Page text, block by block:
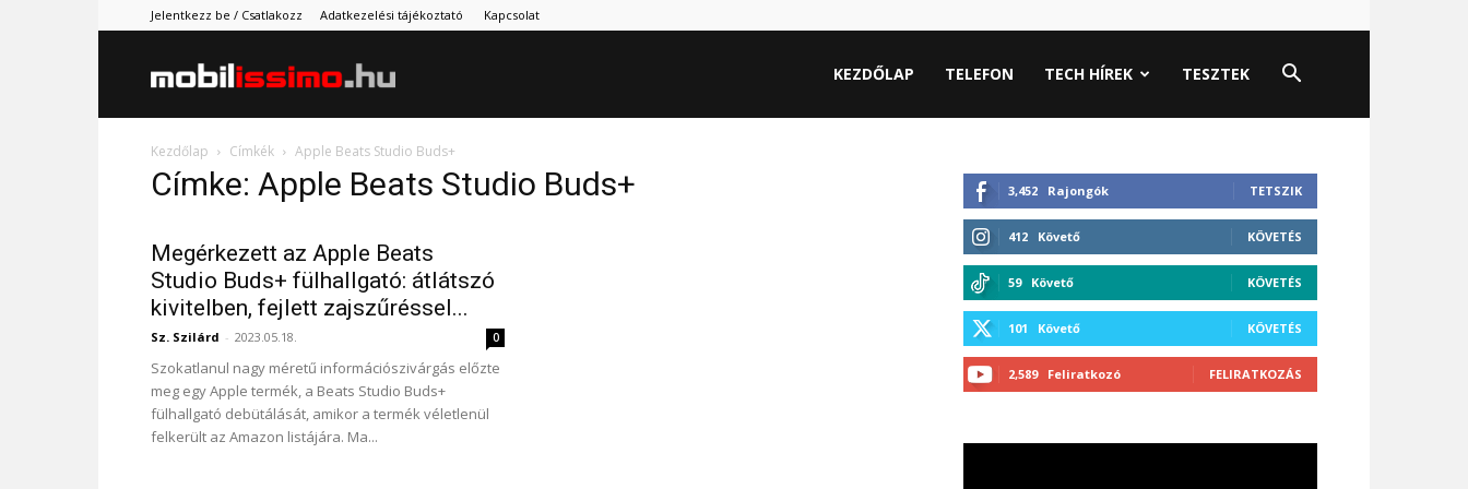
Jelentkezz be / Csatlakozz Adatkezelési tájékoztató Kapcsolat
Mobilissimo.hu KEZDŐLAP TELEFON TECH HÍREK TESZTEK
Kezdőlap Címkék Apple Beats Studio Buds+
Címke: Apple Beats Studio Buds+
Megérkezett az Apple Beats
Studio Buds+ fülhallgató: átlátszó
kivitelben, fejlett zajszűréssel...
Sz. Szilárd - 2023.05.18. 0
Szokatlanul nagy méretű információszivárgás előzte
meg egy Apple termék, a Beats Studio Buds+
fülhallgató debütálását, amikor a termék véletlenül
felkerült az Amazon listájára. Ma...
3,452 Rajongók TETSZIK
412 Követő KÖVETÉS
59 Követő KÖVETÉS
101 Követő KÖVETÉS
2,589 Feliratkozó FELIRATKOZÁS